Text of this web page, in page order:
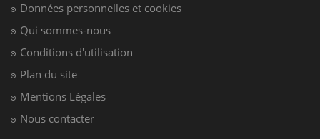
Données personnelles et cookies
Qui sommes-nous
Conditions d'utilisation
Plan du site
Mentions Légales
Nous contacter